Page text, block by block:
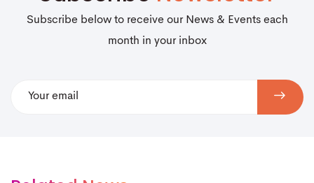
Subscribe below to receive our News & Events each
month in your inbox